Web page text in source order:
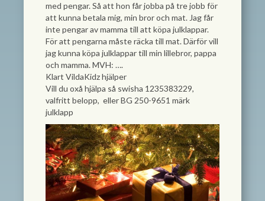
med pengar. Så att hon får jobba på tre jobb för
att kunna betala mig, min bror och mat. Jag får
inte pengar av mamma till att köpa julklappar.
För att pengarna måste räcka till mat. Därför vill
jag kunna köpa julklappar till min lillebror, pappa
och mamma. MVH: ….
Klart VildaKidz hjälper
Vill du oxå hjälpa så swisha 1235383229,
valfritt belopp, eller BG 250-9651 märk
julklapp